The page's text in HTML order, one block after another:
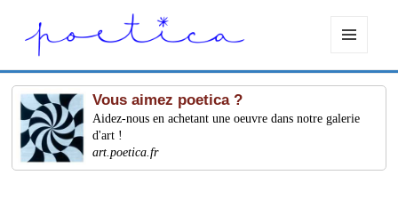
ET
WIDGETS
Vous aimez poetica ?
Aidez-nous en achetant une oeuvre dans notre galerie
d'art !
art.poetica.fr